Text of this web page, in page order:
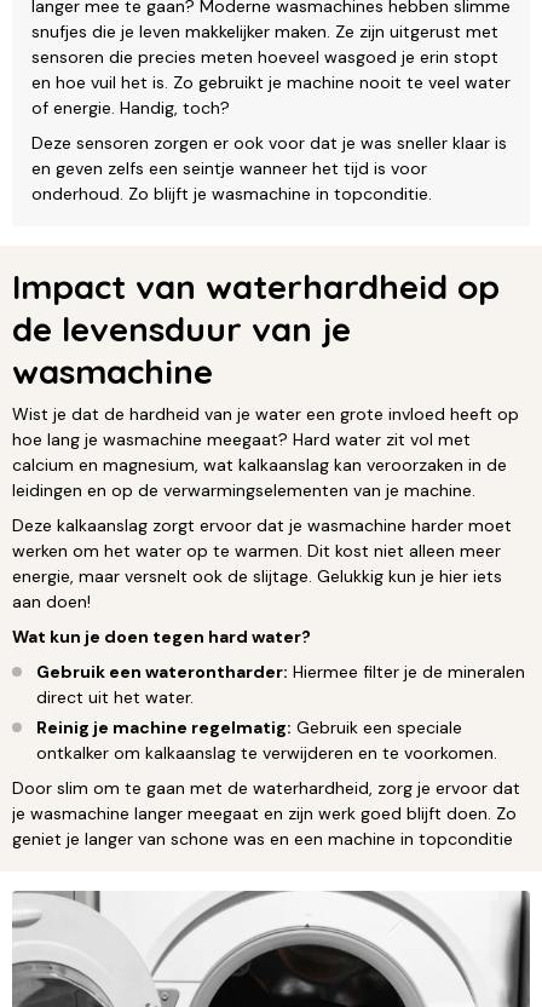
langer mee te gaan? Moderne wasmachines hebben slimme
snufjes die je leven makkelijker maken. Ze zijn uitgerust met
sensoren die precies meten hoeveel wasgoed je erin stopt
en hoe vuil het is. Zo gebruikt je machine nooit te veel water
of energie. Handig, toch?
Deze sensoren zorgen er ook voor dat je was sneller klaar is
en geven zelfs een seintje wanneer het tijd is voor
onderhoud. Zo blijft je wasmachine in topconditie.
Impact van waterhardheid op
de levensduur van je
wasmachine
Wist je dat de hardheid van je water een grote invloed heeft op
hoe lang je wasmachine meegaat? Hard water zit vol met
calcium en magnesium, wat kalkaanslag kan veroorzaken in de
leidingen en op de verwarmingselementen van je machine.
Deze kalkaanslag zorgt ervoor dat je wasmachine harder moet
werken om het water op te warmen. Dit kost niet alleen meer
energie, maar versnelt ook de slijtage. Gelukkig kun je hier iets
aan doen!
Wat kun je doen tegen hard water?
Gebruik een waterontharder: Hiermee filter je de mineralen
direct uit het water.
Reinig je machine regelmatig: Gebruik een speciale
ontkalker om kalkaanslag te verwijderen en te voorkomen.
Door slim om te gaan met de waterhardheid, zorg je ervoor dat
je wasmachine langer meegaat en zijn werk goed blijft doen. Zo
geniet je langer van schone was en een machine in topconditie